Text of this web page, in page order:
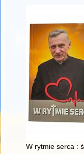
W rytmie serca :